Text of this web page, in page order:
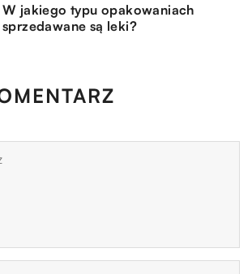
W jakiego typu opakowaniach
sprzedawane są leki?